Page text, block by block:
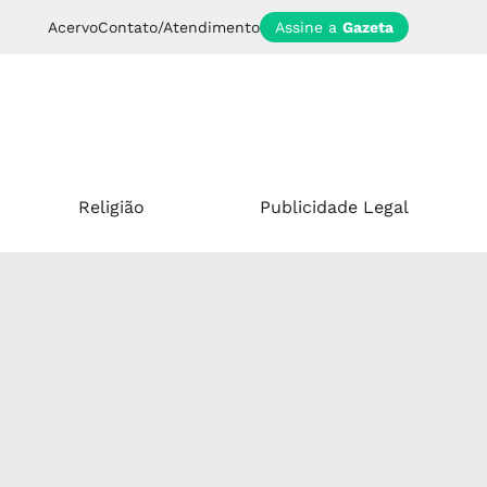
AcervoContato/Atendimento Assine a Gazeta
Religião Publicidade Legal